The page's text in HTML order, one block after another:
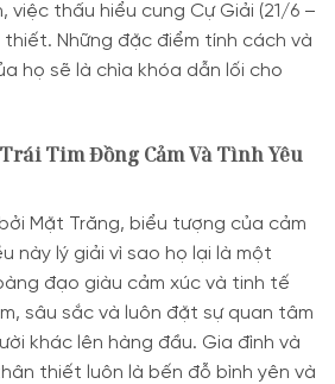
việc thấu hiểu cung Cự Giải (21/6 –
Những đặc điểm tính cách và
họ sẽ là chìa khóa dẫn lối cho
Tim Đồng Cảm Và Tình Yêu
Mặt Trăng, biểu tượng của cảm
này lý giải vì sao họ lại là một
đạo giàu cảm xúc và tinh tế
sâu sắc và luôn đặt sự quan tâm
khác lên hàng đầu. Gia đình và
thiết luôn là bến đỗ bình yên và